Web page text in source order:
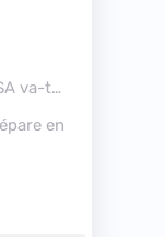
va-t-
en